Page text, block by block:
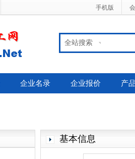
手机版
全站搜索
企业名录 企业报价 产
基本信息